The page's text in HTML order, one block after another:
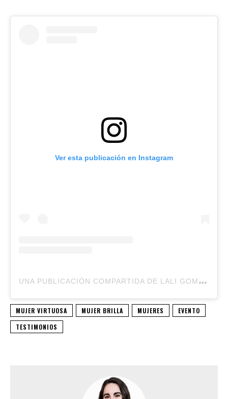
Ver esta publicación en Instagram
U
NA PUBLICACIÓN COMPARTIDA DE LALI GOMEZ (@LALIGOMEZJW)
MUJER VIRTUOSA MUJER BRILLA MUJERES
EVENTO
TESTIMONIOS